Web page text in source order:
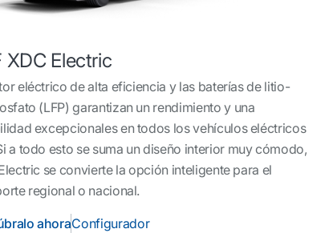
XDC Electric
eléctrico de alta eficiencia y las baterías de litio-
(LFP) garantizan un rendimiento y una
excepcionales en todos los vehículos eléctricos
a todo esto se suma un diseño interior muy cómodo,
se convierte la opción inteligente para el
regional o nacional.
ahoraConfigurador